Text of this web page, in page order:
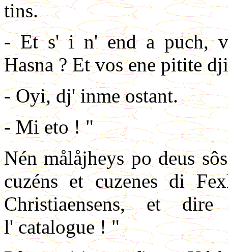
tins.
- Et s' i n' end a puch,
Hasna ? Et vos ene pitite
- Oyi, dj' inme ostant.
- Mi eto ! "
Nén målåjheys po deus
cuzéns et cuzenes di
Christiaensens, et
l' catalogue ! "